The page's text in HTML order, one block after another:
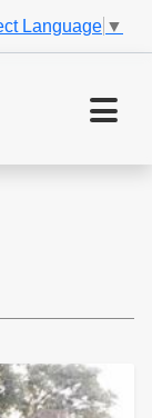
Language ▼